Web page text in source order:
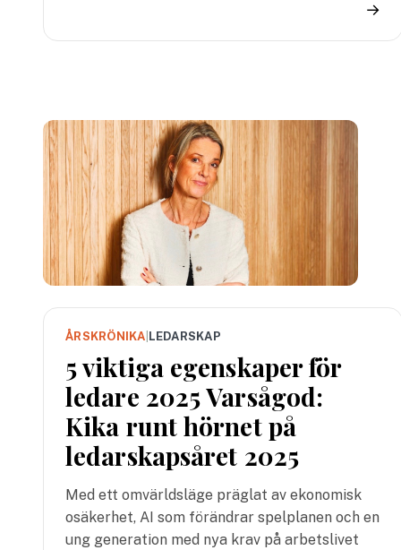
→
ÅRSKRÖNIKA LEDARSKAP
5 viktiga egenskaper för
ledare 2025 Varsågod:
Kika runt hörnet på
ledarskapsåret 2025
Med ett omvärldsläge präglat av ekonomisk
osäkerhet, AI som förändrar spelplanen och en
ung generation med nya krav på arbetslivet